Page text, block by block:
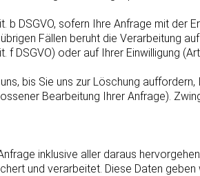
DSGVO, sofern Ihre Anfrage mit der
Fällen beruht die Verarbeitung
DSGVO) oder auf Ihrer Einwilligung
bis Sie uns zur Löschung
Bearbeitung Ihrer Anfrage).
inklusive aller daraus
und verarbeitet. Diese Daten geben